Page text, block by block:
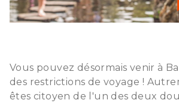
Vous pouvez désormais venir à
des restrictions de voyage !
êtes citoyen de l'un des deux